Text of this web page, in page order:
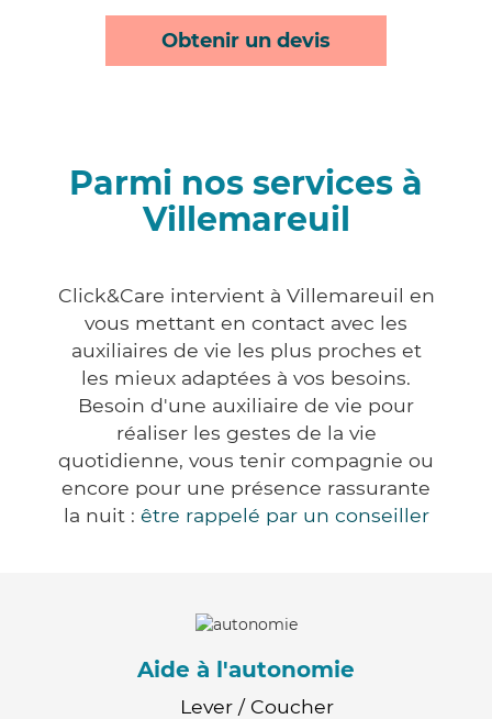
Obtenir un devis
Parmi nos services à
Villemareuil
Click&Care intervient à Villemareuil en
vous mettant en contact avec les
auxiliaires de vie les plus proches et
les mieux adaptées à vos besoins.
Besoin d'une auxiliaire de vie pour
réaliser les gestes de la vie
quotidienne, vous tenir compagnie ou
encore pour une présence rassurante
la nuit : être rappelé par un conseiller
Aide à l'autonomie
Lever / Coucher